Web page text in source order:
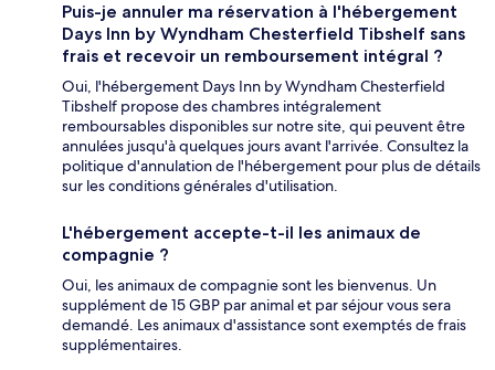
Puis-je annuler ma réservation à l'hébergement
Days Inn by Wyndham Chesterfield Tibshelf sans
frais et recevoir un remboursement intégral ?
Oui, l'hébergement Days Inn by Wyndham Chesterfield
Tibshelf propose des chambres intégralement
remboursables disponibles sur notre site, qui peuvent être
annulées jusqu'à quelques jours avant l'arrivée. Consultez la
politique d'annulation de l'hébergement pour plus de détails
sur les conditions générales d'utilisation.
L'hébergement accepte-t-il les animaux de
compagnie ?
Oui, les animaux de compagnie sont les bienvenus. Un
supplément de 15 GBP par animal et par séjour vous sera
demandé. Les animaux d'assistance sont exemptés de frais
supplémentaires.